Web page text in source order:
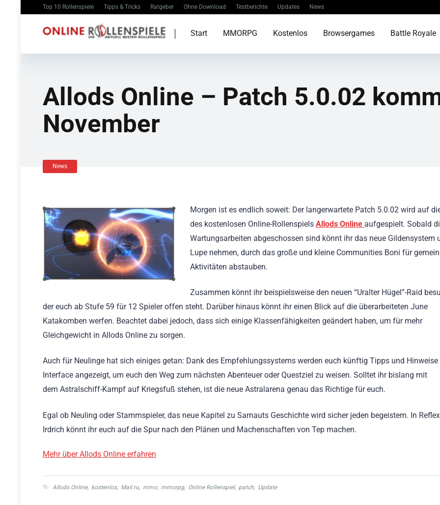
Top 10 Rollenspiele Tipps & Tricks Ratgeber Ohne Download Testberichte Updates News
Start MMORPG Kostenlos Browsergames Battle Royale
Allods Online – Patch 5.0.02
November
News
Morgen ist es endlich soweit: Der langerwartete Patch 5.0.02 wird auf
des kostenlosen Online-Rollenspiels Allods Online aufgespielt. Sobald
Wartungsarbeiten abgeschossen sind könnt ihr das neue Gildensystem
Lupe nehmen, durch das große und kleine Communities Boni für
Aktivitäten abstauben.
Zusammen könnt ihr beispielsweise den neuen “Uralter Hügel”-Raid
der euch ab Stufe 59 für 12 Spieler offen steht. Darüber hinaus könnt ihr einen Blick auf die überarbeiteten June
Katakomben werfen. Beachtet dabei jedoch, dass sich einige Klassenfähigkeiten geändert haben, um für mehr
Gleichgewicht in Allods Online zu sorgen.
Auch für Neulinge hat sich einiges getan: Dank des Empfehlungssystems werden euch künftig Tipps und Hinweise
Interface angezeigt, um euch den Weg zum nächsten Abenteuer oder Questziel zu weisen. Solltet ihr bislang mit
dem Astralschiff-Kampf auf Kriegsfuß stehen, ist die neue Astralarena genau das Richtige für euch.
Egal ob Neuling oder Stammspieler, das neue Kapitel zu Sarnauts Geschichte wird sicher jeden begeistern. In
Irdrich könnt ihr euch auf die Spur nach den Plänen und Machenschaften von Tep machen.
Mehr über Allods Online erfahren
Allods Online, kostenlos, Mail.ru, mmo, mmorpg, Online Rollenspiel, patch, Update